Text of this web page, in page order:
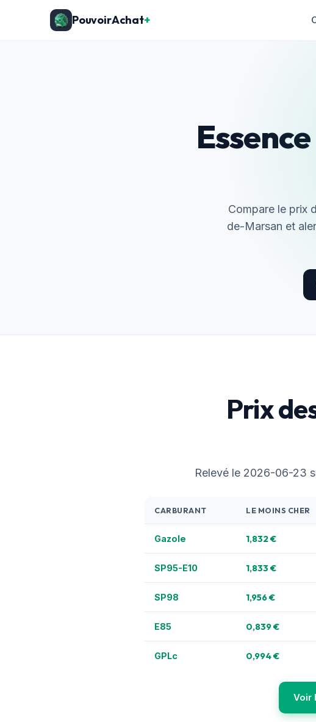
PouvoirAchat+
Compare le prix
de-Marsan et
Prix
Relevé le 2026-06-23
CARBURANT LE MOINS CHER
Gazole 1,832 €
SP95-E10 1,833 €
SP98 1,956 €
E85 0,839 €
GPLc 0,994 €
Voir